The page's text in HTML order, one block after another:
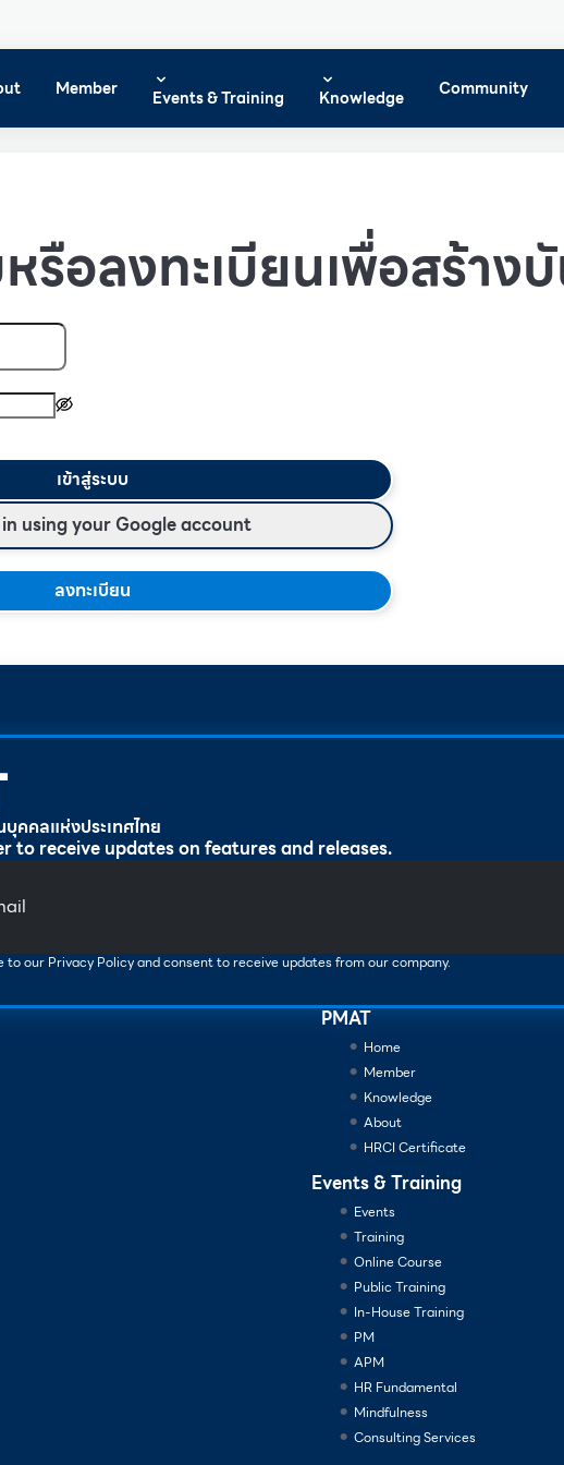
Member Events & Training Knowledge Community
หรือลงทะเบียนเพื่อสร้า
เข้าสู่ระบบ
using your Google account
ลงทะเบียน
คคลแห่งประเทศไทย
to receive updates on features and releases.
to our Privacy Policy and consent to receive updates from our company.
PMAT
Home
Member
Knowledge
About
HRCI Certificate
Events & Training
Events
Training
Online Course
Public Training
In-House Training
PM
APM
HR Fundamental
Mindfulness
Consulting Services